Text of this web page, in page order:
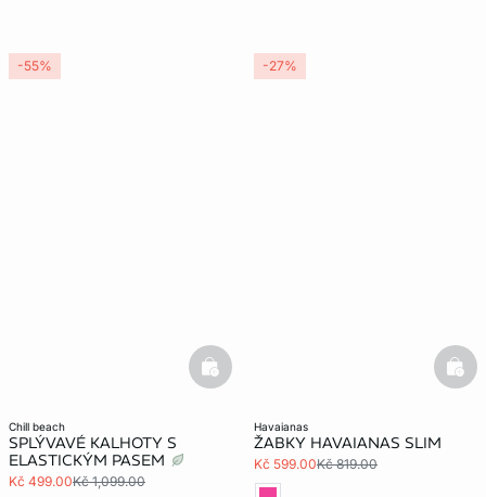
chill beach
SPLÝVAVÉ KALHOTY S
ELASTICKÝM PASEM
Kč 499.00Kč 1,099.00
basketfull
-55%
havaianas
ŽABKY HAVAIANAS SLIM
Kč 599.00Kč 819.00
-27%